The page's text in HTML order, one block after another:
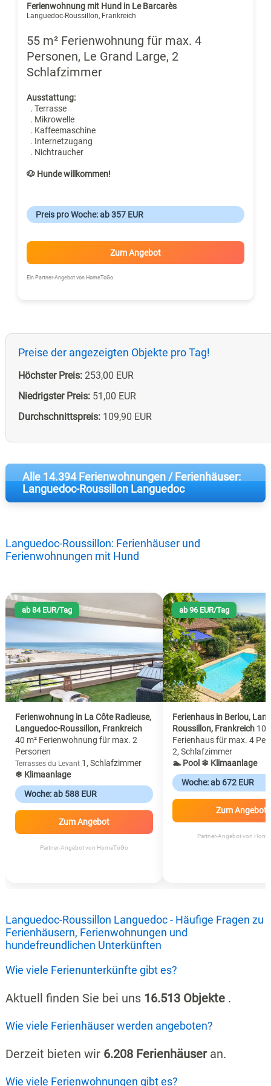
Ferienwohnung mit Hund in Le Barcarès
Languedoc-Roussillon, Frankreich
55 m² Ferienwohnung für max. 4
Personen, Le Grand Large, 2
Schlafzimmer
Ausstattung:
. Terrasse
. Mikrowelle
. Kaffeemaschine
. Internetzugang
. Nichtraucher
🐶 Hunde willkommen!
Preis pro Woche: ab 357 EUR
Zum Angebot
Ein Partner-Angebot von HomeToGo
Preise der angezeigten Objekte pro Tag!
Höchster Preis:253,00 EUR
Niedrigster Preis:51,00 EUR
Durchschnittspreis:109,90 EUR
Alle 14.394 Ferienwohnungen / Ferienhäuser:
Languedoc-Roussillon Languedoc
Languedoc-Roussillon: Ferienhäuser und
Ferienwohnungen mit Hund
ab 84 EUR/Tag
Ferienwohnung in La Côte Radieuse,
Languedoc-Roussillon, Frankreich
40 m² Ferienwohnung für max. 2
Personen
Terrasses du Levant1, Schlafzimmer
❄ Klimaanlage
Woche: ab 588 EUR
Zum Angebot
Partner-Angebot von HomeToGo
ab 96 EUR/Tag
Ferienhaus in Berlou,
Roussillon, Frankreich
Ferienhaus für max. 4
2, Schlafzimmer
🏊 Pool ❄ Klimaanlage
Woche: ab 672 EUR
Zum Angebot
Partner-Angebot von
Languedoc-Roussillon Languedoc - Häufige Fragen zu
Ferienhäusern, Ferienwohnungen und
hundefreundlichen Unterkünften
Wie viele Ferienunterkünfte gibt es?
Aktuell finden Sie bei uns 16.513 Objekte .
Wie viele Ferienhäuser werden angeboten?
Derzeit bieten wir 6.208 Ferienhäuser an.
Wie viele Ferienwohnungen gibt es?